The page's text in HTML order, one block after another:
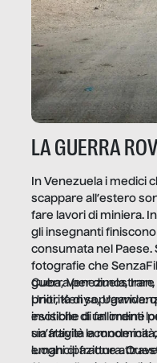
LA GUERRA
In Venezuela i medici
scappare all’estero
fare lavori di miniera.
gli insegnanti
consumata nel Paese.
fotografie che
guerra per dimostrare
priorità di
invisibile di un ordine
un’attività
luoghi di frattura.
Cuba, Venezuela,
Uniti, Kenya, Uganda:
esotiche di fallimenti
sia fragile la
emancipazione